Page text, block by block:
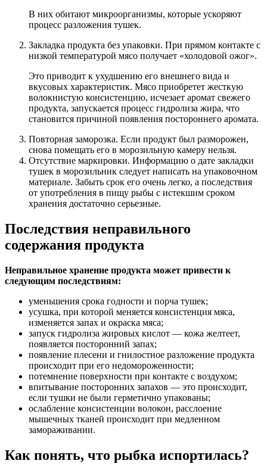
В них обитают микроорганизмы, которые ускоряют
процесс разложения тушек.
Закладка продукта без упаковки. При прямом контакте с
низкой температурой мясо получает «холодовой ожог».
Это приводит к ухудшению его внешнего вида и
вкусовых характеристик. Мясо приобретет жесткую
волокнистую консистенцию, исчезает аромат свежего
продукта, запускается процесс гидролиза жира, что
становится причиной появления постороннего аромата.
Повторная заморозка. Если продукт был разморожен,
снова помещать его в морозильную камеру нельзя.
Отсутствие маркировки. Информацию о дате закладки
тушек в морозильник следует написать на упаковочном
материале. Забыть срок его очень легко, а последствия
от употребления в пищу рыбы с истекшим сроком
хранения достаточно серьезные.
Последствия неправильного
содержания продукта
Неправильное хранение продукта может привести к
следующим последствиям:
уменьшения срока годности и порча тушек;
усушка, при которой меняется консистенция мяса,
изменяется запах и окраска мяса;
запуск гидролиза жировых кислот — кожа желтеет,
появляется посторонний запах;
появление плесени и гнилостное разложение продукта
происходит при его недомороженности;
потемнение поверхности при контакте с воздухом;
впитывание посторонних запахов — это происходит,
если тушки не были герметично упакованы;
ослабление консистенции волокон, расслоение
мышечных тканей происходит при медленном
замораживании.
Как понять, что рыбка испортилась?